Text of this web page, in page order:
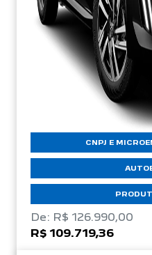
CNPJ E
De: R$ 126.990,00
R$ 109.719,36